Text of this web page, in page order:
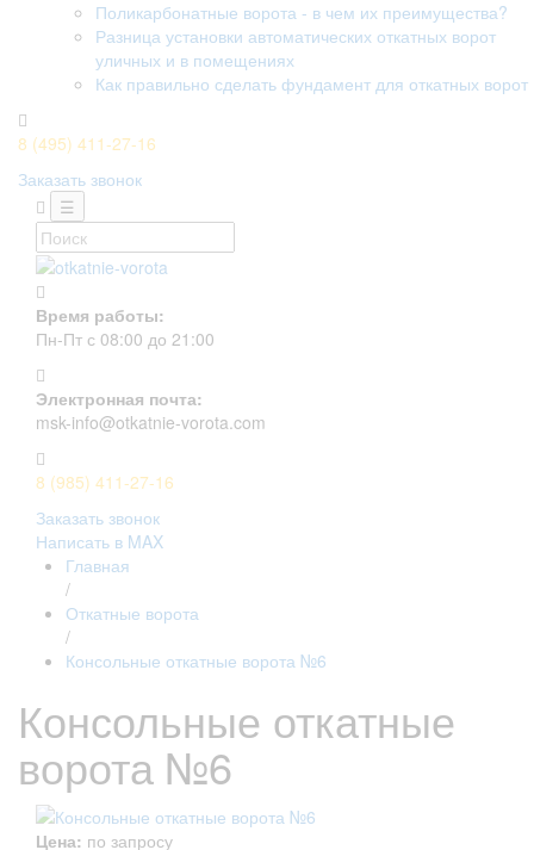
Поликарбонатные ворота - в чем их преимущества?
Разница установки автоматических откатных ворот
уличных и в помещениях
Как правильно сделать фундамент для откатных ворот
8 (495) 411-27-16
Заказать звонок
☰
Время работы:
Пн-Пт с 08:00 до 21:00
Электронная почта:
msk-info@otkatnie-vorota.com
8 (985) 411-27-16
Заказать звонок
Написать в MAX
Главная
/
Откатные ворота
/
Консольные откатные ворота №6
Консольные откатные
ворота №6
Цена: по запросу